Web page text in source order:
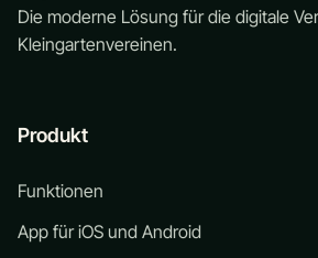
Die moderne Lösung für die digitale
Kleingartenvereinen.
Produkt
Funktionen
App für iOS und Android